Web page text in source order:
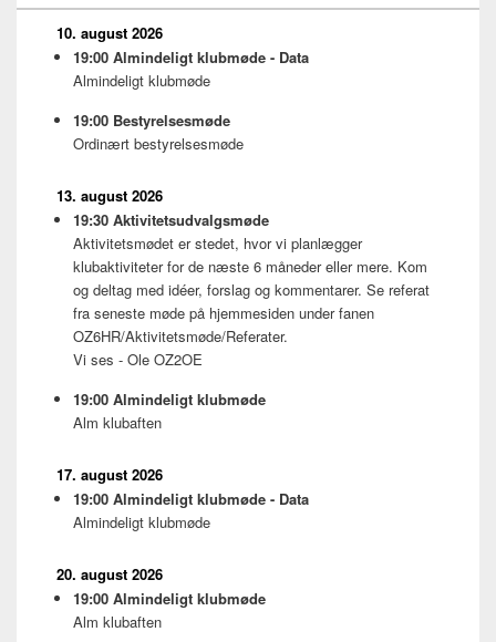
10. august 2026
19:00 Almindeligt klubmøde - Data
Almindeligt klubmøde
19:00 Bestyrelsesmøde
Ordinært bestyrelsesmøde
13. august 2026
19:30 Aktivitetsudvalgsmøde
Aktivitetsmødet er stedet, hvor vi planlægger
klubaktiviteter for de næste 6 måneder eller mere. Kom
og deltag med idéer, forslag og kommentarer. Se referat
fra seneste møde på hjemmesiden under fanen
OZ6HR/Aktivitetsmøde/Referater.
Vi ses - Ole OZ2OE
19:00 Almindeligt klubmøde
Alm klubaften
17. august 2026
19:00 Almindeligt klubmøde - Data
Almindeligt klubmøde
20. august 2026
19:00 Almindeligt klubmøde
Alm klubaften